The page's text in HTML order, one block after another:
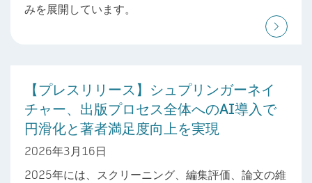
みを展開しています。
【プレスリリース】シュプリンガーネイ
チャー、出版プロセス全体へのAI導入で
円滑化と著者満足度向上を実現
2026年3月16日
2025年には、スクリーニング、編集評価、論文の維